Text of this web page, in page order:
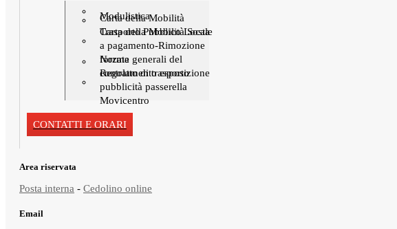
Modulistica
Carta della Mobilità
Trasporto Pubblico Locale
Carta della Mobilità Sosta
a pagamento-Rimozione
forzata
Norme generali del
contratto di trasporto
Regolamento esposizione
pubblicità passerella
Movicentro
CONTATTI E ORARI
Area riservata
Posta interna - Cedolino online
Email